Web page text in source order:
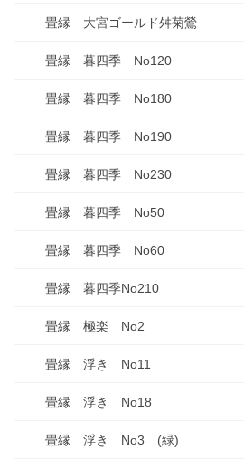
畳縁 大宮ゴールド舛菊鶯
畳縁 暮四季 No120
畳縁 暮四季 No180
畳縁 暮四季 No190
畳縁 暮四季 No230
畳縁 暮四季 No50
畳縁 暮四季 No60
畳縁 暮四季No210
畳縁 極楽 No2
畳縁 浮き No11
畳縁 浮き No18
畳縁 浮き No3 (緑)